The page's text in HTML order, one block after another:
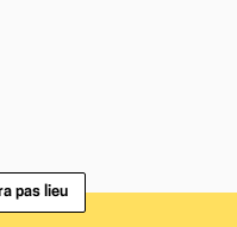
pas lieu